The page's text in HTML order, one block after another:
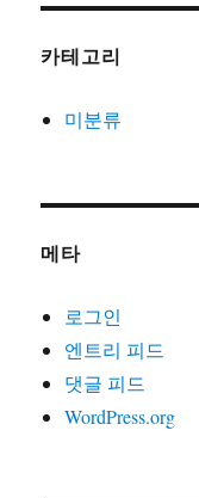
카테고리
미분류
메타
로그인
엔트리 피드
댓글 피드
WordPress.org